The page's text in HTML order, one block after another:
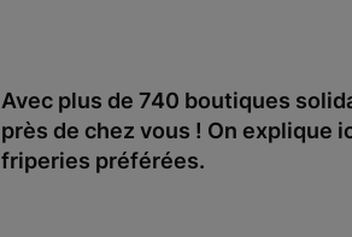
Avec plus de 740 boutiques
près de chez vous ! On explique
friperies préférées.